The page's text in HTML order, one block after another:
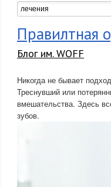
Правилтная
Блог им. WOFF
Никогда не бывает
Треснувший или
вмешательства. Здесь
зубов.